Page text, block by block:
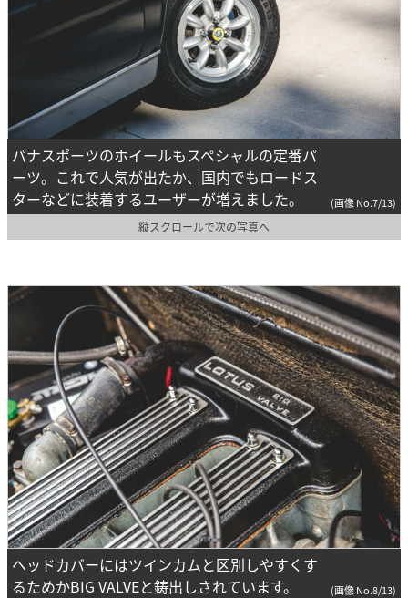
パナスポーツのホイールもスペシャルの定番パ
ーツ。これで人気が出たか、国内でもロードス
ターなどに装着するユーザーが増えました。
(画像 No.7/13)
縦スクロールで次の写真へ
ヘッドカバーにはツインカムと区別しやすくす
るためかBIG VALVEと鋳出しされています。
(画像 No.8/13)